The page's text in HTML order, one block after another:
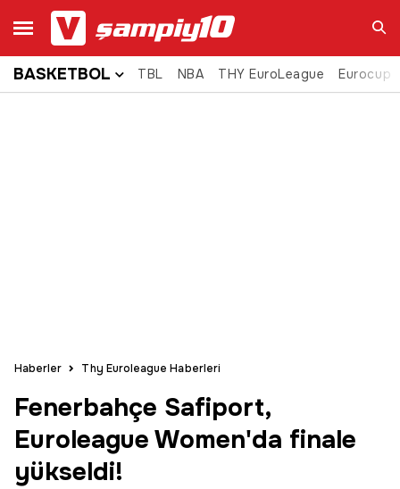
Ara
BASKETBOL TBL NBA THY EuroLeague Eurocup
Haberler Thy Euroleague Haberleri
Fenerbahçe Safiport,
Euroleague Women'da finale
yükseldi!